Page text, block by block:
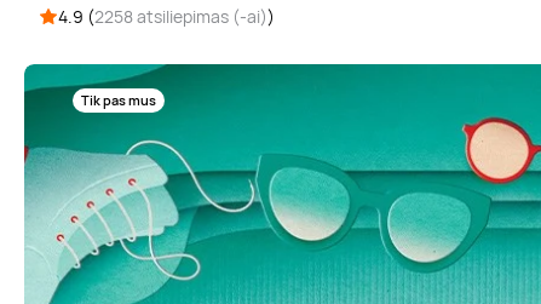
4.9 (2258 atsiliepimas (-ai))
Tik pas mus